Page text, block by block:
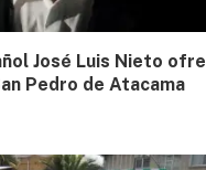
José Luis Nieto
Pedro de Atacama